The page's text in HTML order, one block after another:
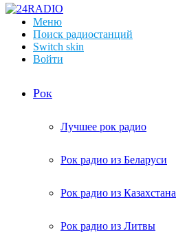
Меню
Поиск радиостанций
Switch skin
Войти
Рок
Лучшее рок радио
Рок радио из Беларуси
Рок радио из Казахстана
Рок радио из Литвы